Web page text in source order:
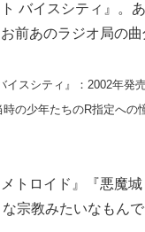
バイスシティ』
前あのラジオ局の
スシティ』：2002年発
の少年たちのR指定への
メトロイド』『悪魔
宗教みたいなもん